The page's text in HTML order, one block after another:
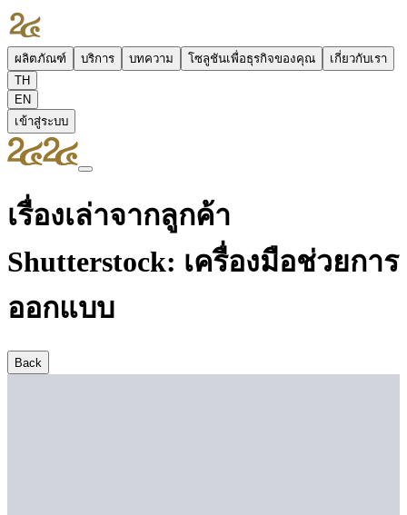
ผลิตภัณฑ์ บริการ บทความ โซลูชันเพื่อธุรกิจของคุณ
เกี่ยวกับเรา
TH
EN
เข้าสู่ระบบ
เรื่องเล่าจากลูกค้า
Shutterstock: เครื่องมือช่วยการ
ออกแบบ
Back